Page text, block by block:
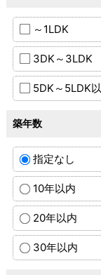
～1LDK
3DK～3LDK
5DK～5LDK
築年数
指定なし
10年以内
20年以内
30年以内